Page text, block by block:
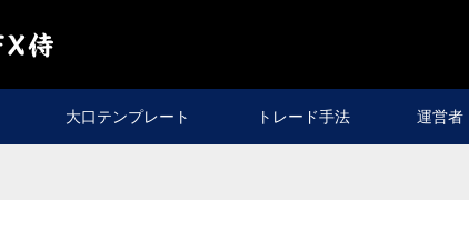
大口テンプレート トレード手法 運営者